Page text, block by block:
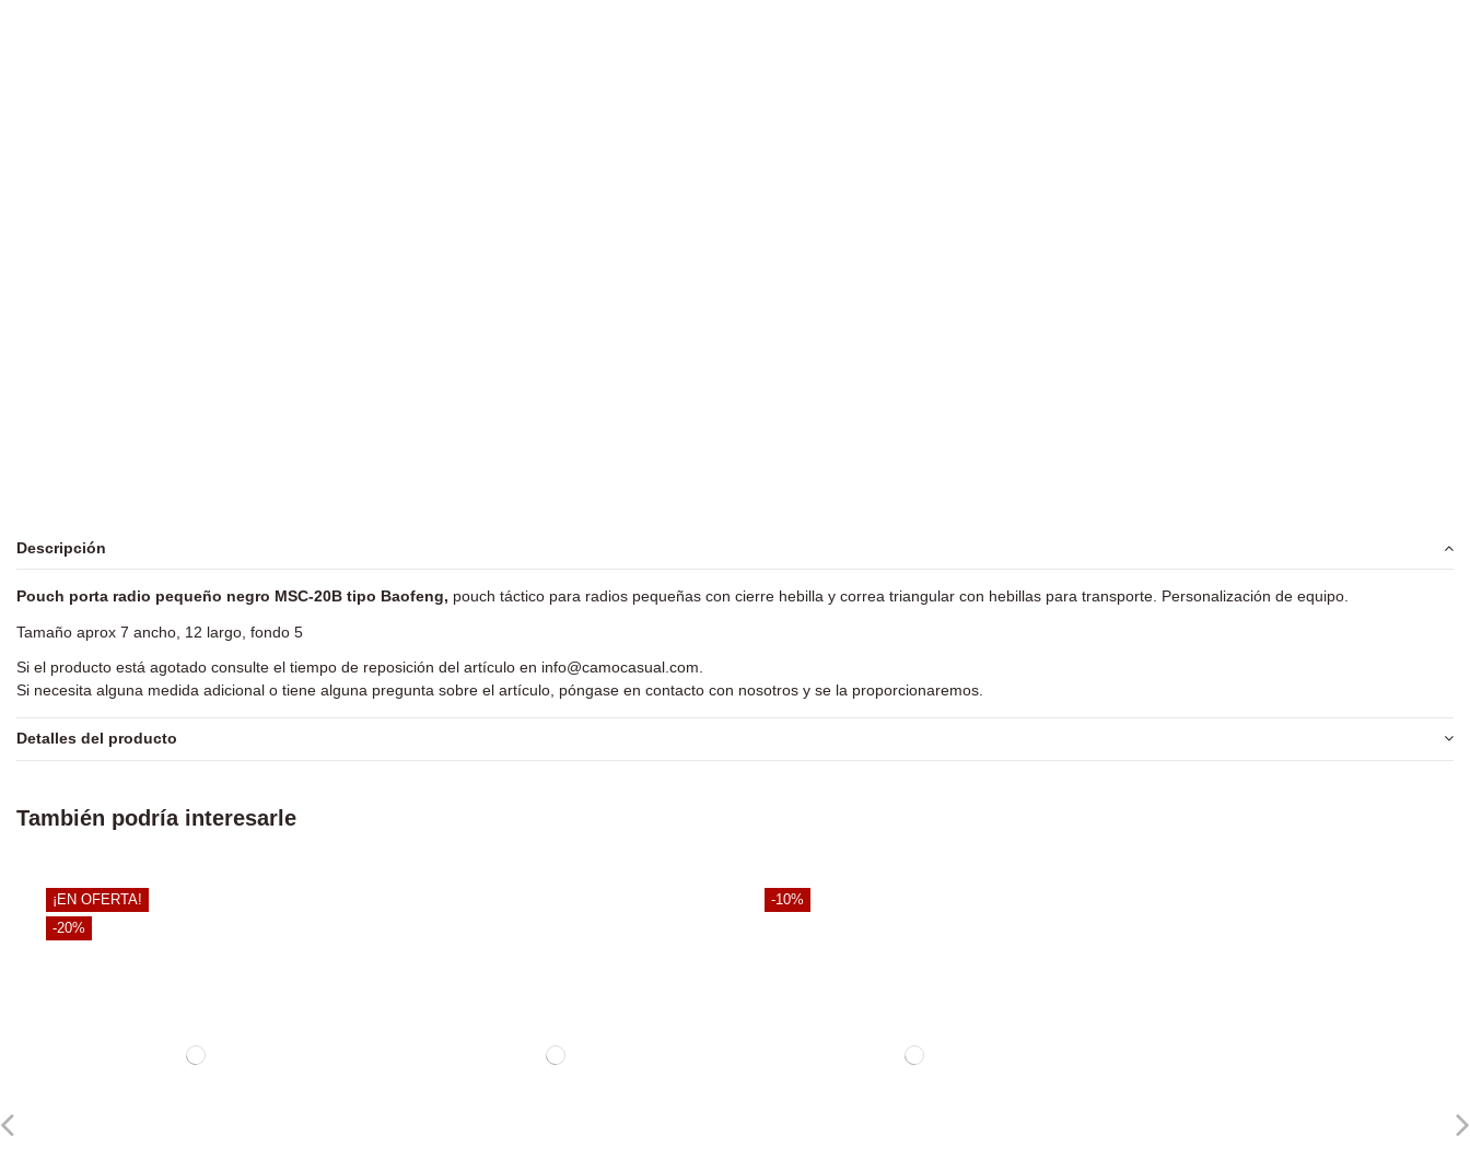
Descripción
Pouch porta radio pequeño negro MSC-20B tipo Baofeng, pouch táctico para radios pequeñas con cierre hebilla y correa triangular con hebillas para transporte. Personalización de equipo.
Tamaño aprox 7 ancho, 12 largo, fondo 5
Si el producto está agotado consulte el tiempo de reposición del artículo en info@camocasual.com
Si necesita alguna medida adicional o tiene alguna pregunta sobre el artículo, póngase en contacto con nosotros y se la proporcionaremos.
Detalles del producto
También podría interesarle
¡EN OFERTA!
-20%
-10%